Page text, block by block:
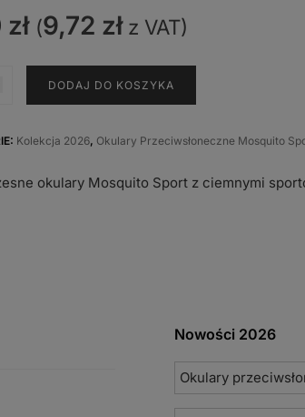
zł (9,72 złz VAT)
DODAJ DO KOSZYKA
Kolekcja 2026, Okulary Przeciwsłoneczne Mosquito
okulary Mosquito Sport z ciemnymi
Nowości 2026
Okulary